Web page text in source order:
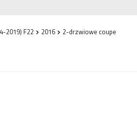
2019) F22 2016 2-drzwiowe coupe